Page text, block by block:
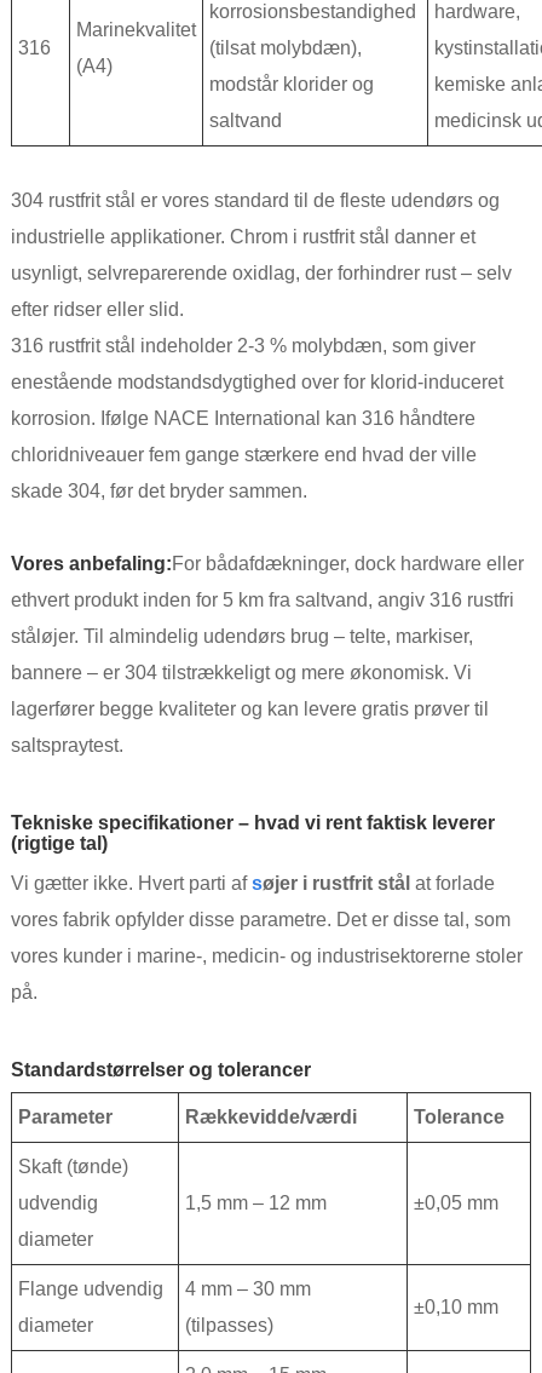
316
Marinekvalitet
(A4)
korrosionsbestandighed
(tilsat molybdæn),
modstår klorider og
saltvand
hardware,
kemiske
medicinsk
304 rustfrit stål er vores standard til de fleste udendørs og
industrielle applikationer. Chrom i rustfrit stål danner et
usynligt, selvreparerende oxidlag, der forhindrer rust – selv
efter ridser eller slid.
316 rustfrit stål indeholder 2-3 % molybdæn, som giver
enestående modstandsdygtighed over for klorid-induceret
korrosion. Ifølge NACE International kan 316 håndtere
chloridniveauer fem gange stærkere end hvad der ville
skade 304, før det bryder sammen.
Vores anbefaling:For bådafdækninger, dock hardware eller
ethvert produkt inden for 5 km fra saltvand, angiv 316 rustfri
ståløjer. Til almindelig udendørs brug – telte, markiser,
bannere – er 304 tilstrækkeligt og mere økonomisk. Vi
lagerfører begge kvaliteter og kan levere gratis prøver til
saltspraytest.
Tekniske specifikationer – hvad vi rent faktisk leverer
(rigtige tal)
Vi gætter ikke. Hvert parti afsøjer i rustfrit stål at forlade
vores fabrik opfylder disse parametre. Det er disse tal, som
vores kunder i marine-, medicin- og industrisektorerne stoler
på.
Standardstørrelser og tolerancer
Parameter Rækkevidde/værdi Tolerance
Skaft (tønde)
udvendig
diameter
1,5 mm – 12 mm ±0,05 mm
Flange udvendig
diameter
4 mm – 30 mm
(tilpasses)
±0,10 mm